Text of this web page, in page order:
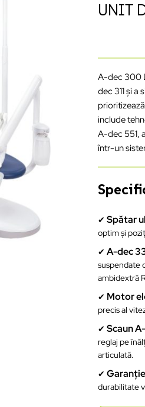
UNIT
A-dec 300
dec 311 și
include
A-dec 551,
într-un
✔Spătar
optim și
✔A-dec
suspendate
ambidextră
✔ Motor
precis al
✔Scaun
reglaj pe
articulată.
✔
durabilitate